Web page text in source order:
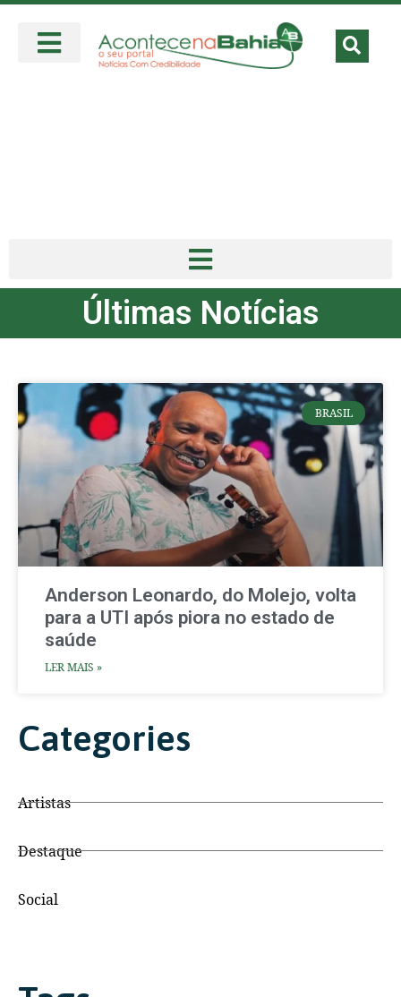
Últimas Notícias
BRASIL
Anderson Leonardo, do Molejo, volta
para a UTI após piora no estado de
saúde
LER MAIS »
Categories
Artistas
Destaque
Social